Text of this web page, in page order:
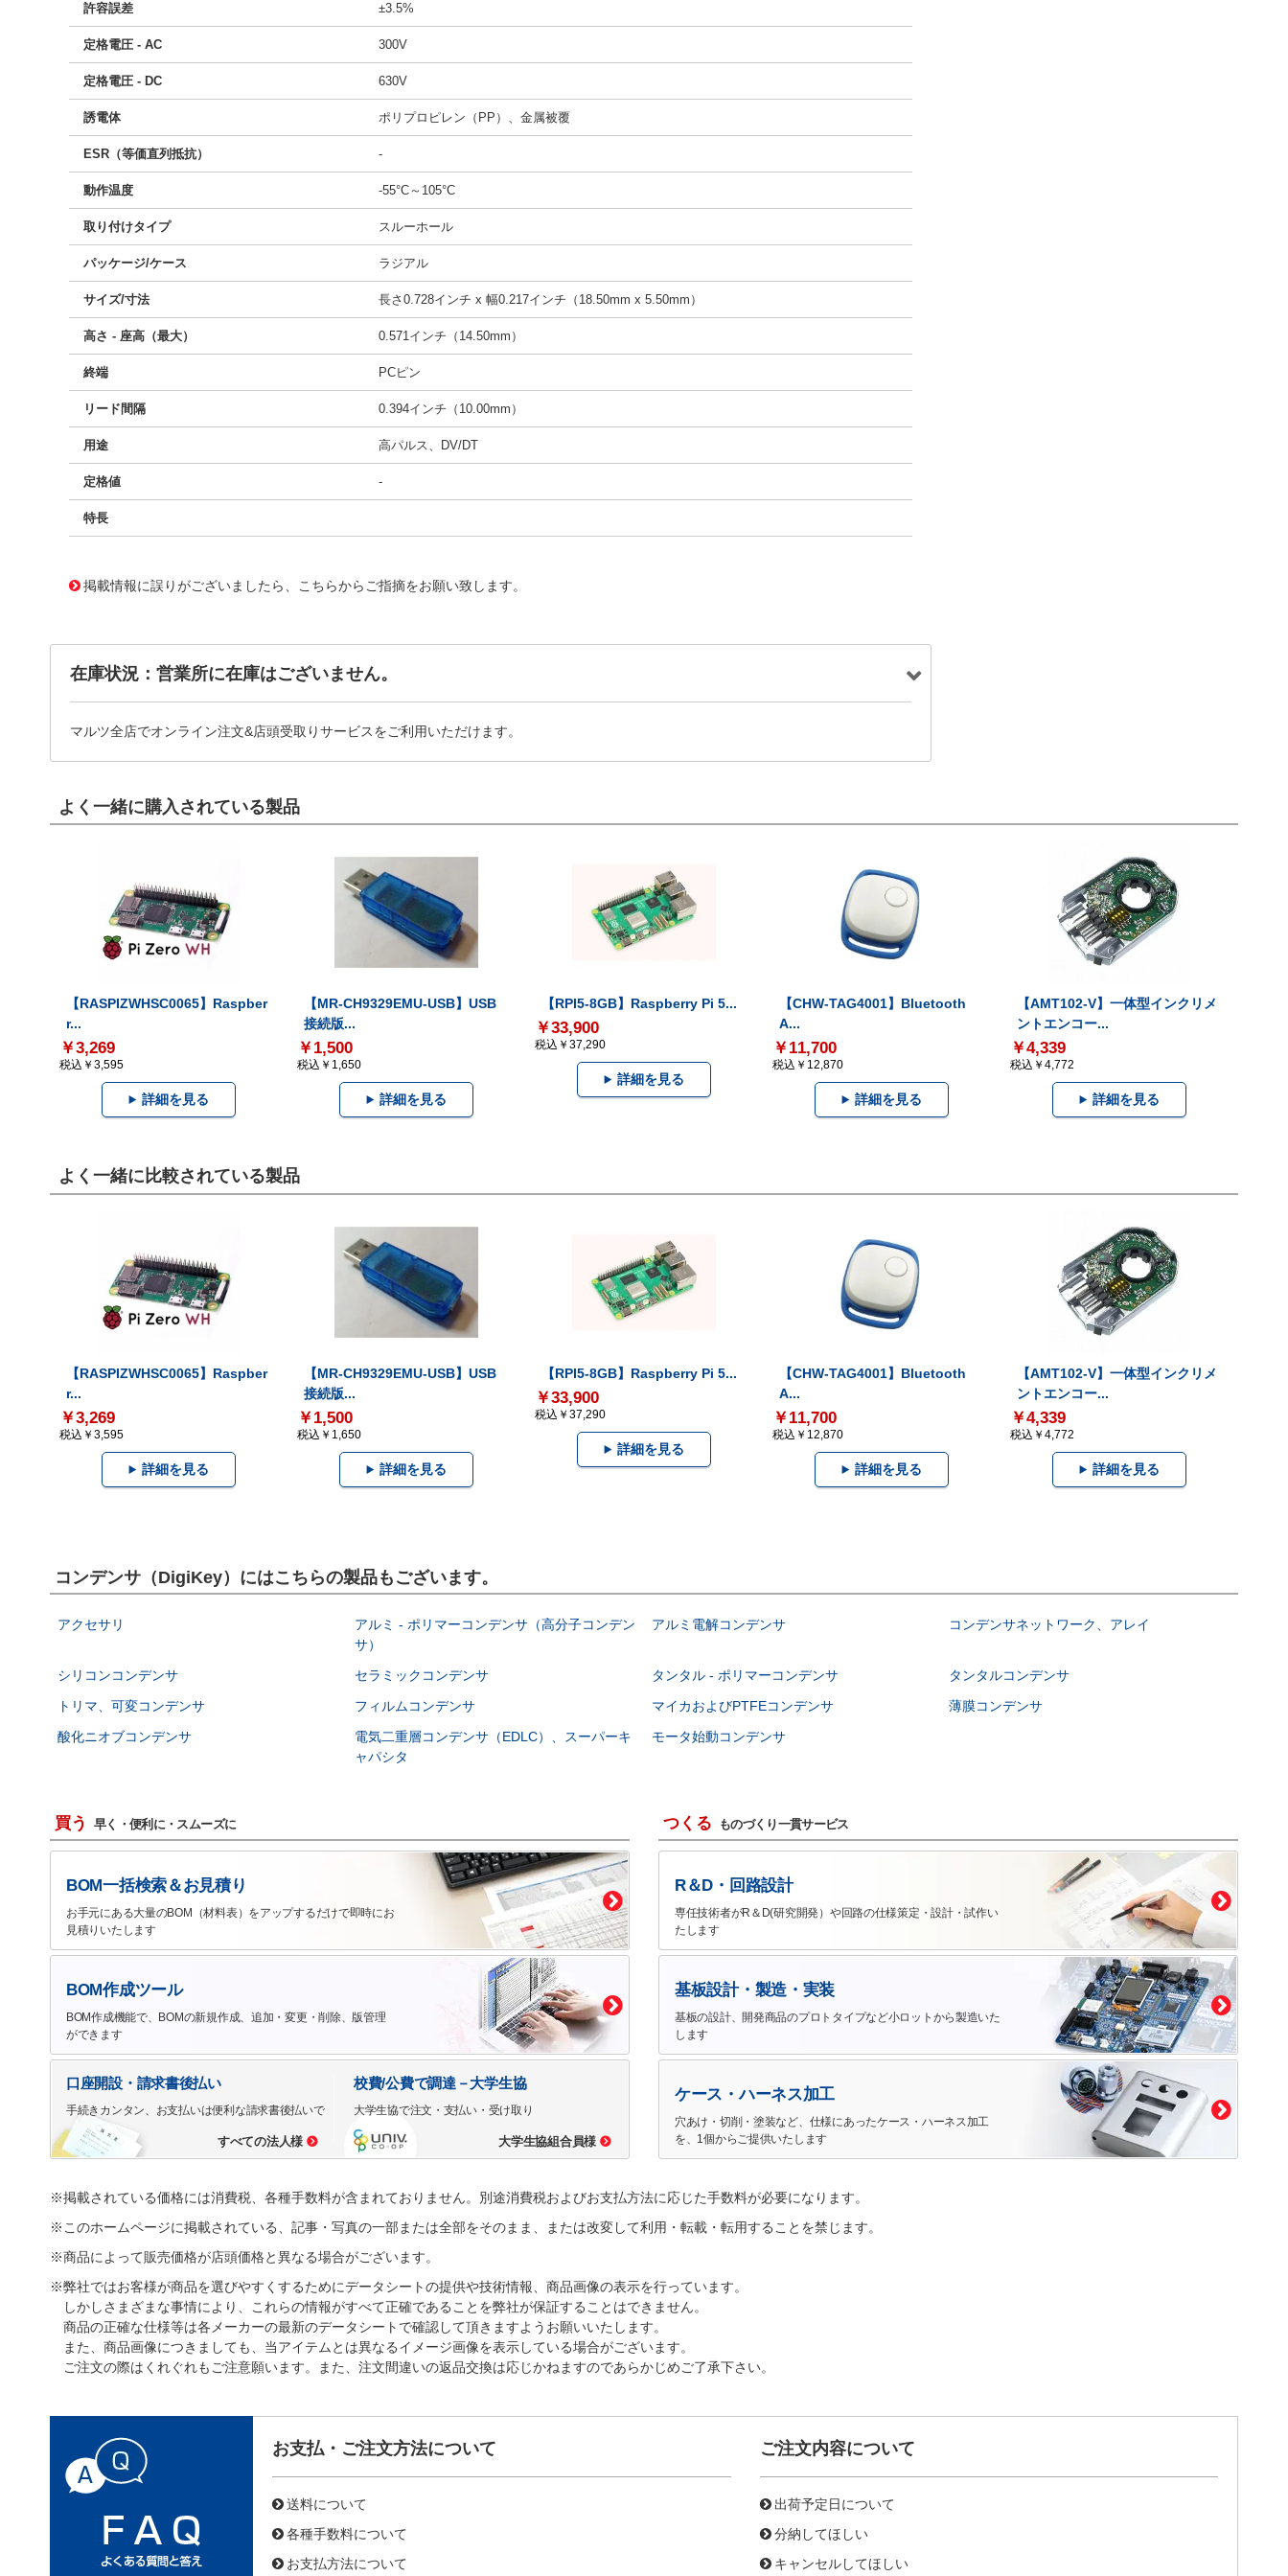
許容誤差 ±3.5%
定格電圧 - AC 300V
定格電圧 - DC 630V
誘電体 ポリプロピレン（PP）、金属被覆
ESR（等価直列抵抗） -
動作温度 -55°C～105°C
取り付けタイプ スルーホール
パッケージ/ケース ラジアル
サイズ/寸法 長さ0.728インチ x 幅0.217インチ（18.50mm x 5.50mm）
高さ - 座高（最大） 0.571インチ（14.50mm）
終端 PCピン
リード間隔 0.394インチ（10.00mm）
用途 高パルス、DV/DT
定格値 -
特長
掲載情報に誤りがございましたら、こちらからご指摘をお願い致します。
在庫状況：営業所に在庫はございません。
マルツ全店でオンライン注文&店頭受取りサービスをご利用いただけます。
よく一緒に購入されている製品
【RASPIZWHSC0065】Raspber
r...
￥3,269
税込￥3,595
詳細を見る
【MR-CH9329EMU-USB】USB
接続版...
￥1,500
税込￥1,650
詳細を見る
【RPI5-8GB】Raspberry Pi 5...
￥33,900
税込￥37,290
詳細を見る
【CHW-TAG4001】Bluetooth
A...
￥11,700
税込￥12,870
詳細を見る
【AMT102-V】一体型インクリメ
ントエンコー...
￥4,339
税込￥4,772
詳細を見る
よく一緒に比較されている製品
【RASPIZWHSC0065】Raspber
r...
￥3,269
税込￥3,595
詳細を見る
【MR-CH9329EMU-USB】USB
接続版...
￥1,500
税込￥1,650
詳細を見る
【RPI5-8GB】Raspberry Pi 5...
￥33,900
税込￥37,290
詳細を見る
【CHW-TAG4001】Bluetooth
A...
￥11,700
税込￥12,870
詳細を見る
【AMT102-V】一体型インクリメ
ントエンコー...
￥4,339
税込￥4,772
詳細を見る
コンデンサ（DigiKey）にはこちらの製品もございます。
アクセサリ
アルミ - ポリマーコンデンサ（高分子コンデン
サ）
アルミ電解コンデンサ コンデンサネットワーク、アレイ
シリコンコンデンサ セラミックコンデンサ タンタル - ポリマーコンデンサ
タンタルコンデンサ
トリマ、可変コンデンサ
フィルムコンデンサ マイカおよびPTFEコンデンサ
薄膜コンデンサ
酸化ニオブコンデンサ
電気二重層コンデンサ（EDLC）、スーパーキ
ャパシタ
モータ始動コンデンサ
買う 早く・便利に・スムーズに
BOM一括検索＆お見積り
お手元にある大量のBOM（材料表）をアップするだけで即時にお
見積りいたします
BOM作成ツール
BOM作成機能で、BOMの新規作成、追加・変更・削除、版管理
ができます
口座開設・請求書後払い
手続きカンタン、お支払いは便利な請求書後払いで
すべての法人様
校費/公費で調達－大学生協
大学生協で注文・支払い・受け取り
大学生協組合員様
つくる ものづくり一貫サービス
R＆D・回路設計
専任技術者がR＆D(研究開発）や回路の仕様策定・設計・試作い
たします
基板設計・製造・実装
基板の設計、開発商品のプロトタイプなど小ロットから製造いた
します
ケース・ハーネス加工
穴あけ・切削・塗装など、仕様にあったケース・ハーネス加工
を、1個からご提供いたします
※掲載されている価格には消費税、各種手数料が含まれておりません。別途消費税およびお支払方法に応じた手数料が必要になります。
※このホームページに掲載されている、記事・写真の一部または全部をそのまま、または改変して利用・転載・転用することを禁じます。
※商品によって販売価格が店頭価格と異なる場合がございます。
※弊社ではお客様が商品を選びやすくするためにデータシートの提供や技術情報、商品画像の表示を行っています。
しかしさまざまな事情により、これらの情報がすべて正確であることを弊社が保証することはできません。
商品の正確な仕様等は各メーカーの最新のデータシートで確認して頂きますようお願いいたします。
また、商品画像につきましても、当アイテムとは異なるイメージ画像を表示している場合がございます。
ご注文の際はくれぐれもご注意願います。また、注文間違いの返品交換は応じかねますのであらかじめご了承下さい。
お支払・ご注文方法について
送料について
各種手数料について
お支払方法について
ご注文内容について
出荷予定日について
分納してほしい
キャンセルしてほしい